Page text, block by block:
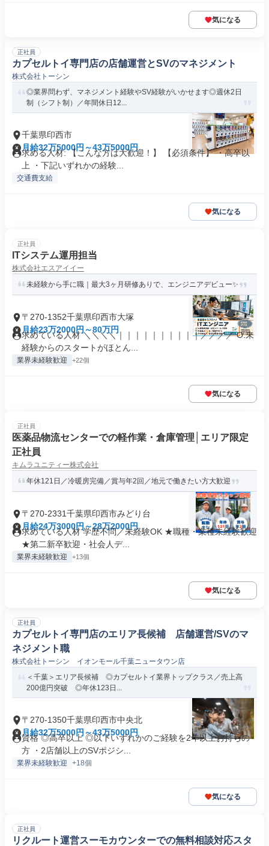
気になる
正社員
カプセルトイ専門店の店舗運営とSVのマネジメント
株式会社トーシン
◎業界問わず、マネジメント経験やSV経験がいかせます◎週休2日
制（シフト制）／年間休日12...
千葉県印西市
月給32万5000円～43万5000円
求める人材: 【こんな方は大歓迎！】 【必須条件】 ・高卒以
上 ・下記いずれかの経験...
交通費支給
気になる
正社員
ITシステム運用担当
株式会社エスアイイー
未経験から手に職｜最大3ヶ月研修ありで、エンジニアデビュー✨
〒270-1352千葉県印西市大塚
月給23万2000円～80万円
求めている人材 ＼＼＼＼｜｜｜｜｜｜｜｜｜｜／／／／ O.未
経験からのスタートがほとん...
業界未経験歓迎 +22個
気になる
正社員
医薬品物流センターでの軽作業・倉庫管理│エリア限定
正社員
キムラユニティー株式会社
年休121日／冷暖房完備／賞与年2回／地元で働きたい方大歓迎
〒270-2331千葉県印西市みどり台
月給24万3000円～28万2000円
求めている人材 学歴不問／未経験OK ★職種・業種未経験歓迎
★第二新卒歓迎・社会人デ...
業界未経験歓迎 +13個
気になる
正社員
カプセルトイ専門店のエリア長候補 店舗運営/SVのマ
ネジメント職
株式会社トーシン イオンモール千葉ニュータウン店
＜千葉＞エリア長候補 ◎カプセルトイ業界トップクラス／売上高
200億円突破 ◎年休123日...
〒270-1350千葉県印西市中央北
月給32万5000円～43万5000円
資格 ◎高卒以上 ◎以下いずれかのご経験を2年以上お持ちの
方 ・2店舗以上のSVポジシ...
業界未経験歓迎 +18個
気になる
正社員
リクルート運営スーモカウンターでの無料相談対応スタ